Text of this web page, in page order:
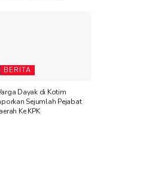
BERITA
Dayak di Kotim
Sejumlah Pejabat
Ke KPK